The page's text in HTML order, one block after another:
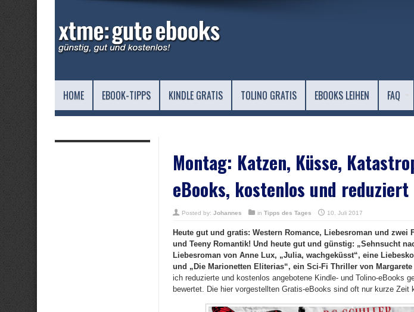
HOME EBOOK-TIPPS KINDLE GRATIS TOLINO GRATIS EBOOKS LEIHEN FAQ
Montag: Katzen, Küsse,
eBooks, kostenlos und reduziert
Posted by: Johannes in Tipps des Tages 10. Juli 2017
Heute gut und gratis: Western Romance, Liebesroman und zwei
und Teeny Romantik! Und heute gut und günstig: „Sehnsucht
Liebesroman von Anne Lux, „Julia, wachgeküsst“, eine
und „Die Marionetten Eliterias“, ein Sci-Fi Thriller von Margarete
ich reduzierte und kostenlos angebotene Kindle- und Tolino-eBooks
bewertet. Die hier vorgestellten Gratis-eBooks sind oft nur kurze Zeit